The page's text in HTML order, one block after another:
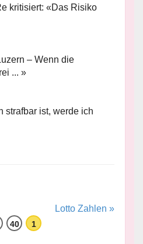
kritisiert: «Das Risiko
– Wenn die
... »
strafbar ist, werde ich
Lotto Zahlen »
40 1